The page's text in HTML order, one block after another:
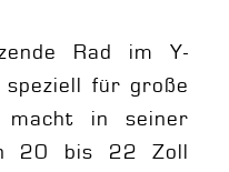
Rad im Y-
speziell für große
macht in seiner
20 bis 22 Zoll